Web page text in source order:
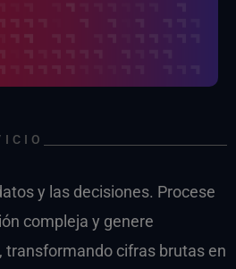
y las decisiones. Procese
compleja y genere
transformando cifras brutas en